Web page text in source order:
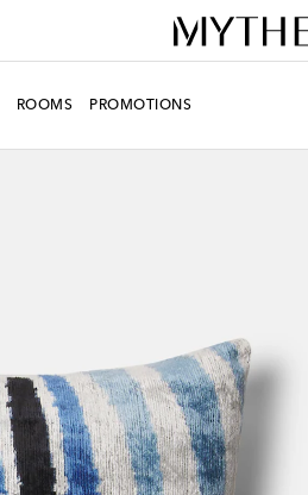
ROOMS PROMOTIONS